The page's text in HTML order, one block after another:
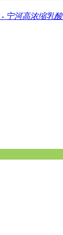
- 宁河高浓缩乳